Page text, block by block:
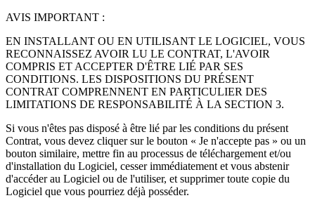
AVIS IMPORTANT :
EN INSTALLANT OU EN UTILISANT LE LOGICIEL, VOUS
RECONNAISSEZ AVOIR LU LE CONTRAT, L'AVOIR
COMPRIS ET ACCEPTER D'ÊTRE LIÉ PAR SES
CONDITIONS. LES DISPOSITIONS DU PRÉSENT
CONTRAT COMPRENNENT EN PARTICULIER DES
LIMITATIONS DE RESPONSABILITÉ À LA SECTION 3.
Si vous n'êtes pas disposé à être lié par les conditions du présent
Contrat, vous devez cliquer sur le bouton « Je n'accepte pas » ou un
bouton similaire, mettre fin au processus de téléchargement et/ou
d'installation du Logiciel, cesser immédiatement et vous abstenir
d'accéder au Logiciel ou de l'utiliser, et supprimer toute copie du
Logiciel que vous pourriez déjà posséder.